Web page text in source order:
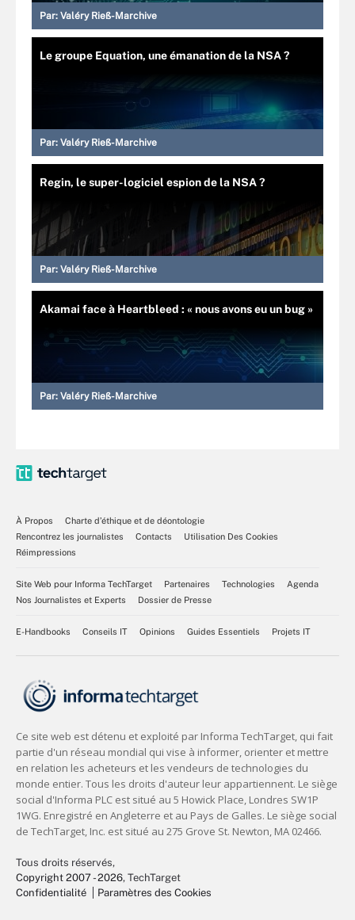
Par: Valéry Rieß-Marchive
Le groupe Equation, une émanation de la NSA ?
Par: Valéry Rieß-Marchive
Regin, le super-logiciel espion de la NSA ?
Par: Valéry Rieß-Marchive
Akamai face à Heartbleed : « nous avons eu un bug »
Par: Valéry Rieß-Marchive
À Propos
Charte d’éthique et de déontologie
Rencontrez les journalistes
Contacts
Utilisation Des Cookies
Réimpressions
Site Web pour Informa TechTarget Partenaires Technologies
Agenda
Nos Journalistes et Experts
Dossier de Presse
E-Handbooks Conseils IT Opinions Guides Essentiels Projets IT
Tous droits réservés,
Copyright 2007 - 2026, TechTarget
Confidentialité
Paramètres des Cookies